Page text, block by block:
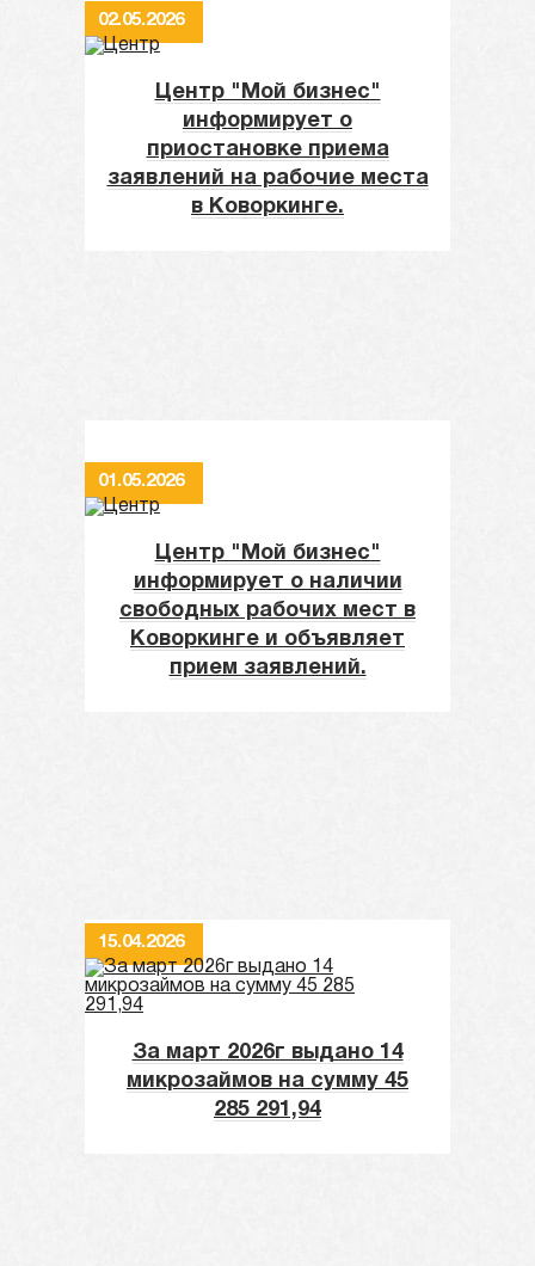
Центр "Мой бизнес"
информирует о
приостановке приема
заявлений на рабочие места
в Коворкинге.
02.05.2026
Центр "Мой бизнес"
информирует о наличии
свободных рабочих мест в
Коворкинге и объявляет
прием заявлений.
01.05.2026
За март 2026г выдано 14
микрозаймов на сумму 45
285 291,94
15.04.2026